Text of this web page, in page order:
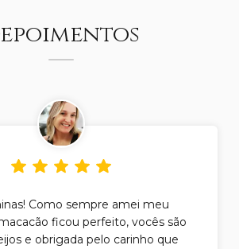
Como sempre amei meu
ficou perfeito, vocês são
e obrigada pelo carinho que